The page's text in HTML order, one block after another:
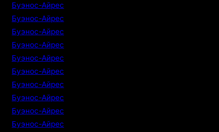
Буэнос-Айрес
Буэнос-Айрес
Буэнос-Айрес
Буэнос-Айрес
Буэнос-Айрес
Буэнос-Айрес
Буэнос-Айрес
Буэнос-Айрес
Буэнос-Айрес
Буэнос-Айрес